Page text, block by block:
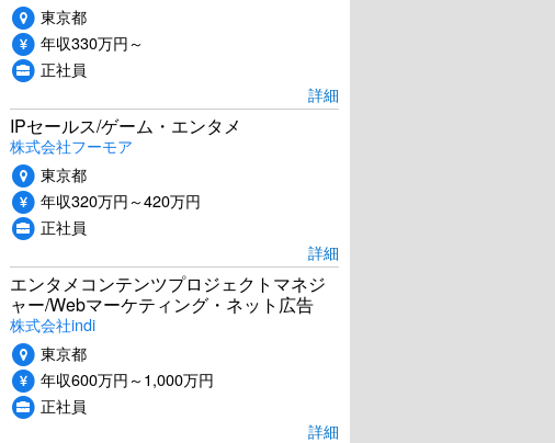
東京都
年収330万円～
正社員
詳細
IPセールス/ゲーム・エンタメ
株式会社フーモア
東京都
年収320万円～420万円
正社員
詳細
エンタメコンテンツプロジェクトマネジ
ャー/Webマーケティング・ネット広告
株式会社indi
東京都
年収600万円～1,000万円
正社員
詳細